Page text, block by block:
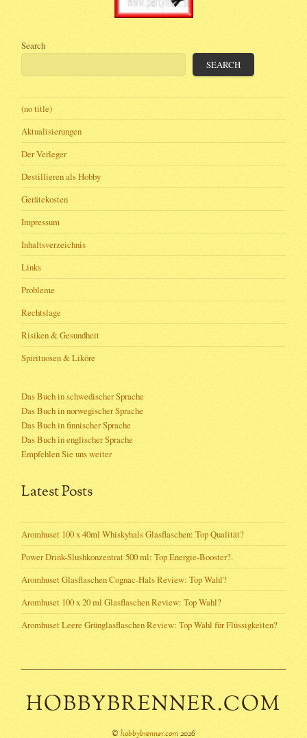
Search
SEARCH
(no title)
Aktualisierungen
Der Verleger
Destillieren als Hobby
Gerätekosten
Impressum
Inhaltsverzeichnis
Links
Probleme
Rechtslage
Risiken & Gesundheit
Spirituosen & Liköre
Das Buch in schwedischer Sprache
Das Buch in norwegischer Sprache
Das Buch in finnischer Sprache
Das Buch in englischer Sprache
Empfehlen Sie uns weiter
Latest Posts
Aromhuset 100 x 40ml Whiskyhals Glasflaschen: Top Qualität?
Power Drink-Slushkonzentrat 500 ml: Top Energie-Booster?.
Aromhuset Glasflaschen Cognac-Hals Review: Top Wahl?
Aromhuset 100 x 20 ml Glasflaschen Review: Top Wahl?
Aromhuset Leere Grünglasflaschen Review: Top Wahl für Flüssigkeiten?
HOBBYBRENNER.COM
© hobbybrenner.com2026